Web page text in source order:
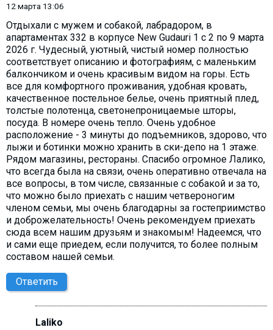
12 марта 13:06
Отдыхали с мужем и собакой, лабрадором, в
апартаментах 332 в корпусе New Gudauri 1 с 2 по 9 марта
2026 г. Чудесный, уютный, чистый номер полностью
соответствует описанию и фотографиям, с маленьким
балкончиком и очень красивым видом на горы. Есть
все для комфортного проживания, удобная кровать,
качественное постельное белье, очень приятный плед,
толстые полотенца, светонепроницаемые шторы,
посуда. В номере очень тепло. Очень удобное
расположение - 3 минуты до подъемников, здорово, что
лыжи и ботинки можно хранить в ски-депо на 1 этаже.
Рядом магазины, рестораны. Спасибо огромное Лалико,
что всегда была на связи, очень оперативно отвечала на
все вопросы, в том числе, связанные с собакой и за то,
что можно было приехать с нашим четвероногим
членом семьи, мы очень благодарны за гостеприимство
и доброжелательность! Очень рекомендуем приехать
сюда всем нашим друзьям и знакомым! Надеемся, что
и сами еще приедем, если получится, то более полным
составом нашей семьи.
Ответить
Laliko